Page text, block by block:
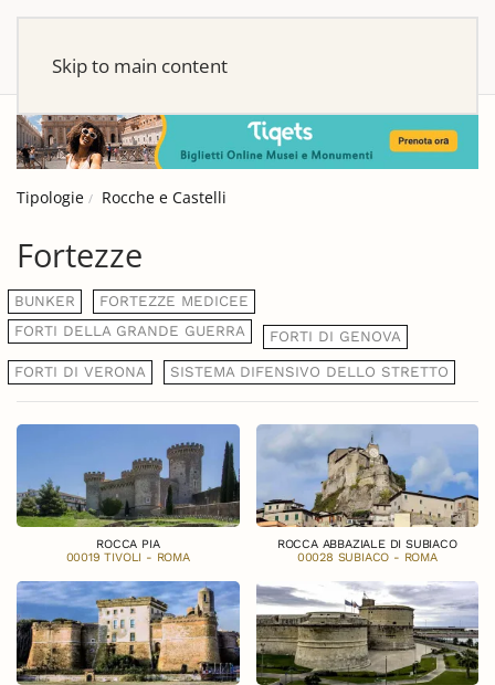
Skip to main content
Tipologie Rocche e Castelli
Fortezze
BUNKER
FORTEZZE MEDICEE
FORTI DELLA GRANDE GUERRA
FORTI DI GENOVA
FORTI DI VERONA SISTEMA DIFENSIVO DELLO STRETTO
ROCCA PIA
00019 TIVOLI - ROMA
ROCCA ABBAZIALE DI SUBIACO
00028 SUBIACO - ROMA